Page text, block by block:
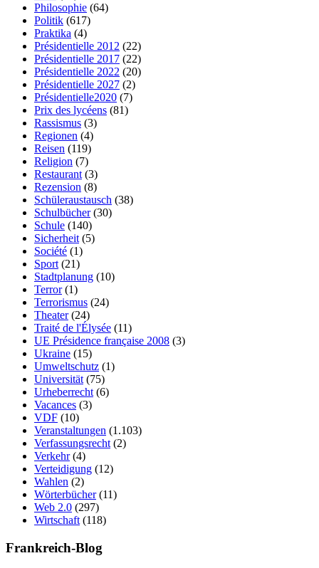
Philosophie (64)
Politik (617)
Praktika (4)
Présidentielle 2012 (22)
Présidentielle 2017 (22)
Présidentielle 2022 (20)
Présidentielle 2027 (2)
Présidentielle2020 (7)
Prix des lycéens (81)
Rassismus (3)
Regionen (4)
Reisen (119)
Religion (7)
Restaurant (3)
Rezension (8)
Schüleraustausch (38)
Schulbücher(30)
Schule (140)
Sicherheit (5)
Société (1)
Sport (21)
Stadtplanung (10)
Terror(1)
Terrorismus (24)
Theater(24)
Traité de l'Élysée (11)
UE Présidence française 2008 (3)
Ukraine (15)
Umweltschutz (1)
Universität (75)
Urheberrecht (6)
Vacances (3)
VDF (10)
Veranstaltungen (1.103)
Verfassungsrecht (2)
Verkehr(4)
Verteidigung (12)
Wahlen (2)
Wörterbücher(11)
Web 2.0 (297)
Wirtschaft (118)
Frankreich-Blog